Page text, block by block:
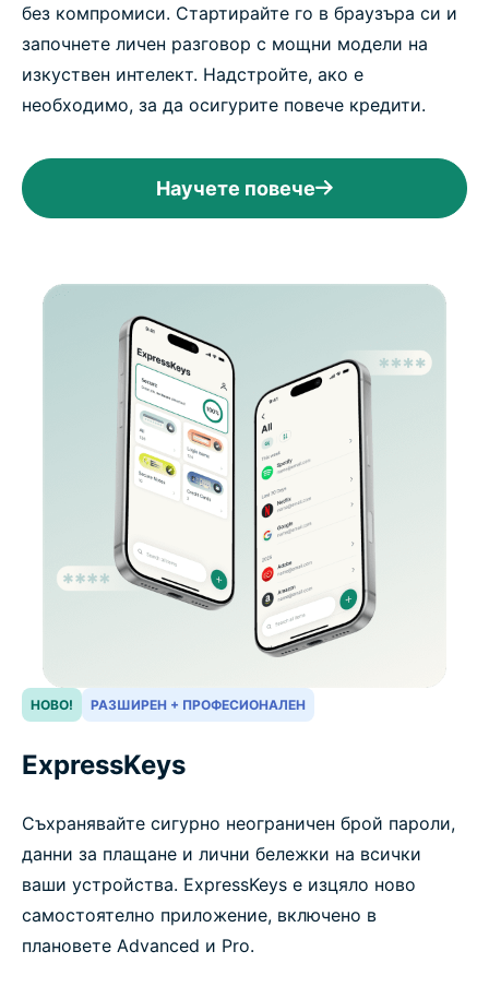
без компромиси. Стартирайте го в браузъра си и
започнете личен разговор с мощни модели на
изкуствен интелект. Надстройте, ако е
необходимо, за да осигурите повече кредити.
Научете повече
НОВО! РАЗШИРЕН + ПРОФЕСИОНАЛЕН
ExpressKeys
Съхранявайте сигурно неограничен брой пароли,
данни за плащане и лични бележки на всички
ваши устройства. ExpressKeys е изцяло ново
самостоятелно приложение, включено в
плановете Advanced и Pro.